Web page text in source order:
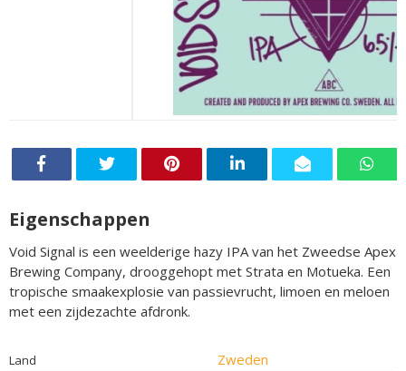
Eigenschappen
Void Signal is een weelderige hazy IPA van het Zweedse Apex
Brewing Company, drooggehopt met Strata en Motueka. Een
tropische smaakexplosie van passievrucht, limoen en meloen
met een zijdezachte afdronk.
Land Zweden